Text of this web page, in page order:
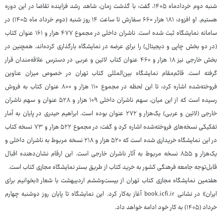
شنبه دوم خردادماه ۱۴۰۵، گفت: با گذشت زمان، شاهد رشد فزاینده تقاضا در این دوره
هستیم. او افزود: ۱۸۱ هزار ۶۶۰ سفارش تا ساعت ۱۴ روز شنبه (دوم خرداد ماه ۱۴۰۵) در
سامانه نمایشگاه ثبت شده است. ناشران داخلی در مجموع ۴۷۷ هزار و ۱۶۱ عنوان کتاب
(در دو بخش چاپی و دیجیتال) را برای عرضه در نمایشگاه بارگذاری کرده‌اند. همچنین در
بخش خارجی نیز ۱۸ هزار و ۴۶۰ عنوان کتاب لاتین و عربی در دسترس علاقه‌مندان قرار
گرفته است. قائم‌مقام نمایشگاه بین‌المللی کتاب تهران در خصوص میزان عناوین
فروخته‌شده اشاره کرد: تا این لحظه در مجموع ۱۱۰ هزار و ۸۰۰ عنوان کتاب به فروش
رسیده است که از این میان، سهم ناشران داخلی ۱۰۹ هزار و ۵۲۸ عنوان و سهم ناشران
خارجی (لاتین و عربی) یک‌هزار و ۲۷۲ عنوان بوده است. ابراهیم حیدری در پایان به آمار
تفکیکی نسخه‌های فروخته‌شده اشاره کرد و گفت: در مجموع ۵۲۲ هزار و ۷۳ نسخه کتاب
در این نمایشگاه خریداری شده است که ۵۲۰ هزار و ۲۱۸ نسخه مربوط به ناشران داخلی و
یک‌هزار و ۸۵۵ نسخه مربوط به آثار ناشران خارجی است. این ارقام نشان‌دهنده اقبال
قابل‌توجه جامعه فرهنگی کشور به خرید کتاب از طریق بستر نمایشگاه مجازی کتاب است.
هفتمین نمایشگاه مجازی کتاب تهران از بیست‌وششم اردیبهشت با شعار «بخوانیم برای
ایران» در نشانی book.icfi.ir آغاز به‌کار کرد. این نمایشگاه تا پایان روز دوشنبه چهارم
خرداد (۱۴۰۵) به کار خود ادامه خواهد داد.